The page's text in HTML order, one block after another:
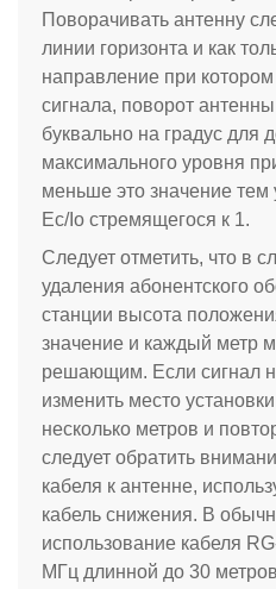
Поворачивать антенну
линии горизонта и как
направление при
сигнала, поворот
буквально на градус для
максимального уровня
меньше это значение
Ec/Io стремящегося к 1.
Следует отметить, что в
удаления абонентского
станции высота
значение и каждый метр
решающим. Если сигнал
изменить место
несколько метров и
следует обратить
кабеля к антенне,
кабель снижения. В
использование кабеля
МГц длинной до 30